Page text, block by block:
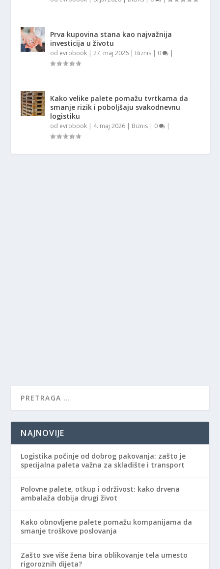
Prva kupovina stana kao najvažnija
investicija u životu
od evrobook |27. maj 2026 | Biznis | 0 |
Kako velike palete pomažu tvrtkama da
smanje rizik i poboljšaju svakodnevnu
logistiku
od evrobook | 4. maj 2026 | Biznis | 0 |
NAJNOVIJE
Logistika počinje od dobrog pakovanja: zašto je
specijalna paleta važna za skladište i transport
Polovne palete, otkup i održivost: kako drvena
ambalaža dobija drugi život
Kako obnovljene palete pomažu kompanijama da
smanje troškove poslovanja
Zašto sve više žena bira oblikovanje tela umesto
rigoroznih dijeta?